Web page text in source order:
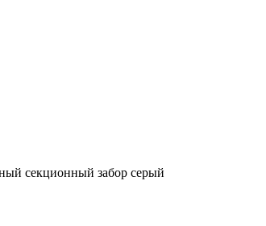
секционный забор серый